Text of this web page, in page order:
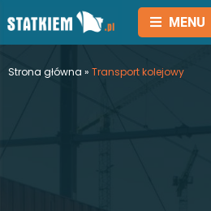
MENU
Strona główna » Transport kolejowy